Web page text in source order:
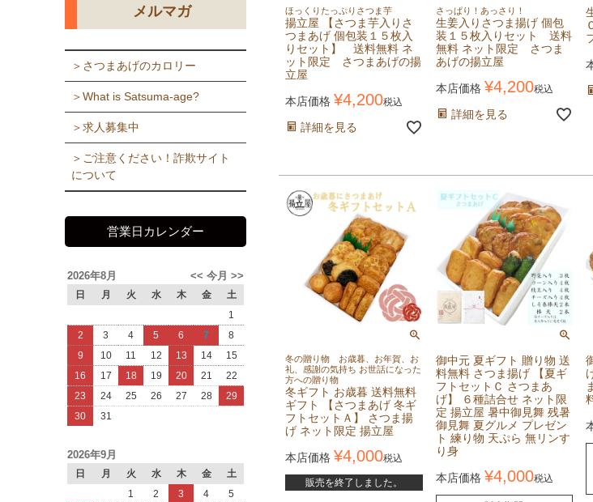
メルマガ
＞さつまあげのカロリー
＞What is Satsuma-age?
＞求人募集中
＞ご注意ください！詐欺サイト
について
営業日カレンダー
2026年8月 >>
今月
<<
日 月 火 水 木 金
土
1
2
3 4 5 6 7
8
9
10 11 12 13 14
15
16
17 18 19 20 21
22
23
24 25 26 27 28
29
30
31
2026年9月
日 月 火 水 木 金
土
1
2 3 4
5
ほっくりたっぷりさつま芋
揚立屋 【さつま芋入りさ
つまあげ 個包装１５枚入
りセット】 送料無料 ネ
ット限定 さつまあげの揚
立屋
本店価格 ¥4,200税込
詳細を見る
さっぱり！あっさり！
生姜入りさつま揚げ 個包
装１５枚入りセット 送料
無料 ネット限定 さつま
あげの揚立屋
本店価格 ¥4,200税込
詳細を見る
冬の贈り物 お歳暮、お年賀、お
礼、感謝の気持ち お世話になった
方への贈り物
冬ギフト お歳暮 送料無料
ギフト 【さつまあげ 冬ギ
フトセットＡ】 さつま揚
げ ネット限定 揚立屋
本店価格 ¥4,000税込
販売を終了しました。
御中元 夏ギフト 贈り物 送
料無料 さつま揚げ 【夏ギ
フトセットＣ さつまあ
げ】 ６種詰合せ ネット限
定 揚立屋 暑中御見舞 残暑
御見舞 夏グルメ プレゼン
ト 練り物 天ぷら 無リンす
り身
本店価格 ¥4,000税込